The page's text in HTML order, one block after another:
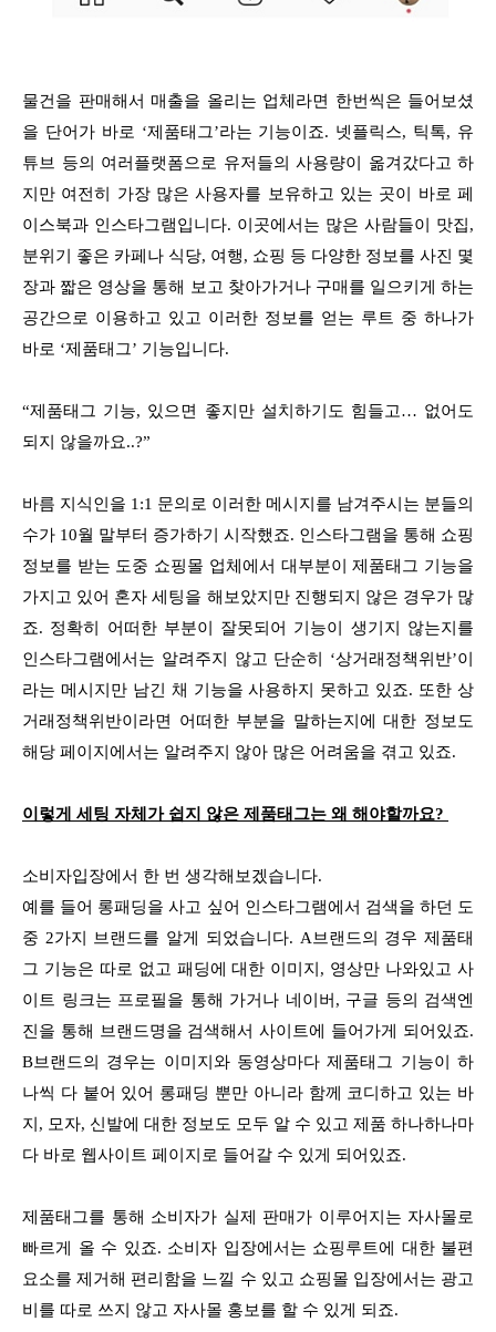
물건을 판매해서 매출을 올리는 업체라면 한번씩은 들어보셨
을 단어가 바로 ‘제품태그’라는 기능이죠. 넷플릭스, 틱톡, 유
튜브 등의 여러플랫폼으로 유저들의 사용량이 옮겨갔다고 하
지만 여전히 가장 많은 사용자를 보유하고 있는 곳이 바로 페
이스북과 인스타그램입니다. 이곳에서는 많은 사람들이 맛집,
분위기 좋은 카페나 식당, 여행, 쇼핑 등 다양한 정보를 사진 몇
장과 짧은 영상을 통해 보고 찾아가거나 구매를 일으키게 하는
공간으로 이용하고 있고 이러한 정보를 얻는 루트 중 하나가
바로 ‘제품태그’ 기능입니다.
“제품태그 기능, 있으면 좋지만 설치하기도 힘들고… 없어도
되지 않을까요..?”
바름 지식인을 1:1 문의로 이러한 메시지를 남겨주시는 분들의
수가 10월 말부터 증가하기 시작했죠. 인스타그램을 통해 쇼핑
정보를 받는 도중 쇼핑몰 업체에서 대부분이 제품태그 기능을
가지고 있어 혼자 세팅을 해보았지만 진행되지 않은 경우가 많
죠. 정확히 어떠한 부분이 잘못되어 기능이 생기지 않는지를
인스타그램에서는 알려주지 않고 단순히 ‘상거래정책위반’이
라는 메시지만 남긴 채 기능을 사용하지 못하고 있죠. 또한 상
거래정책위반이라면 어떠한 부분을 말하는지에 대한 정보도
해당 페이지에서는 알려주지 않아 많은 어려움을 겪고 있죠.
이렇게 세팅 자체가 쉽지 않은 제품태그는 왜 해야할까요?
소비자입장에서 한 번 생각해보겠습니다.
예를 들어 롱패딩을 사고 싶어 인스타그램에서 검색을 하던 도
중 2가지 브랜드를 알게 되었습니다. A브랜드의 경우 제품태
그 기능은 따로 없고 패딩에 대한 이미지, 영상만 나와있고 사
이트 링크는 프로필을 통해 가거나 네이버, 구글 등의 검색엔
진을 통해 브랜드명을 검색해서 사이트에 들어가게 되어있죠.
B브랜드의 경우는 이미지와 동영상마다 제품태그 기능이 하
나씩 다 붙어 있어 롱패딩 뿐만 아니라 함께 코디하고 있는 바
지, 모자, 신발에 대한 정보도 모두 알 수 있고 제품 하나하나마
다 바로 웹사이트 페이지로 들어갈 수 있게 되어있죠.
제품태그를 통해 소비자가 실제 판매가 이루어지는 자사몰로
빠르게 올 수 있죠. 소비자 입장에서는 쇼핑루트에 대한 불편
요소를 제거해 편리함을 느낄 수 있고 쇼핑몰 입장에서는 광고
비를 따로 쓰지 않고 자사몰 홍보를 할 수 있게 되죠.